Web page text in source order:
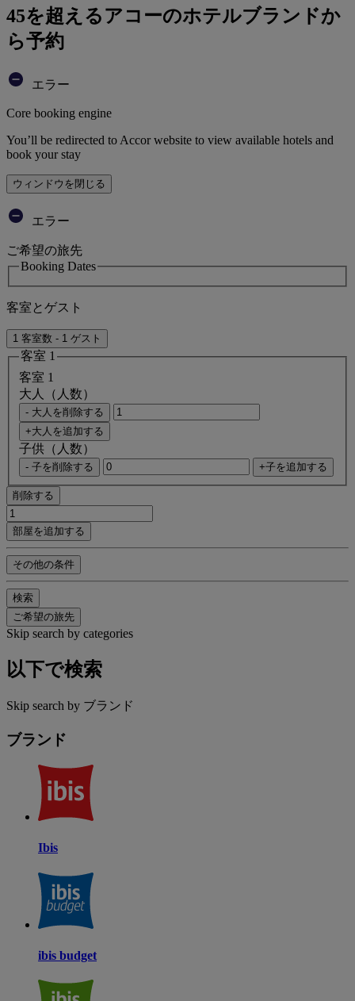
45を超えるアコーのホテルブランドか
ら予約
エラー
Core booking engine
You’ll be redirected to Accor website to view available hotels and
book your stay
ウィンドウを閉じる
エラー
ご希望の旅先
Booking Dates
客室とゲスト
1 客室数 - 1 ゲスト
客室 1
客室 1
大人（人数）
- 大人を削除する
+大人を追加する
子供（人数）
- 子を削除する +子を追加する
削除する
部屋を追加する
その他の条件
検索
ご希望の旅先
Skip search by categories
以下で検索
Skip search by ブランド
ブランド
Ibis
ibis budget